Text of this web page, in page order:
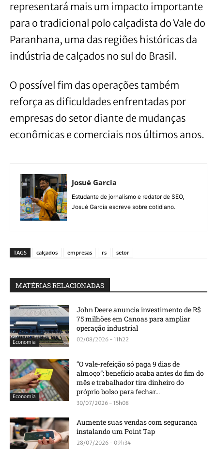
representará mais um impacto importante
para o tradicional polo calçadista do Vale do
Paranhana, uma das regiões históricas da
indústria de calçados no sul do Brasil.
O possível fim das operações também
reforça as dificuldades enfrentadas por
empresas do setor diante de mudanças
econômicas e comerciais nos últimos anos.
Josué Garcia
Estudante de jornalismo e redator de SEO,
Josué Garcia escreve sobre cotidiano.
TAGS calçados empresas rs setor
MATÉRIAS RELACIONADAS
Economia
John Deere anuncia investimento de R$
75 milhões em Canoas para ampliar
operação industrial
02/08/2026 - 11h22
Economia
“O vale-refeição só paga 9 dias de
almoço”: benefício acaba antes do fim do
mês e trabalhador tira dinheiro do
próprio bolso para fechar...
30/07/2026 - 15h08
Aumente suas vendas com segurança
instalando um Point Tap
28/07/2026 - 09h34